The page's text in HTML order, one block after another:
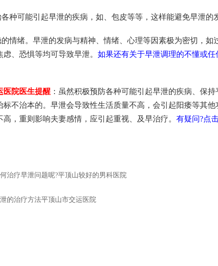
种可能引起早泄的疾病，如、包皮等等，这样能避免早泄的
的情绪。早泄的发病与精神、情绪、心理等因素极为密切，如
、恐惧等均可导致早泄。 如果还有关于早泄调理的不懂或
医院医生提醒 ：虽然积极预防各种可能引起早泄的疾病、保
标不治本的。早泄会导致性生活质量不高，会引起阳痿等其
高，重则影响夫妻感情，应引起重视、及早治疗。 有疑问?点
治疗早泄问题呢?平顶山较好的男科医院
的治疗方法平顶山市交运医院